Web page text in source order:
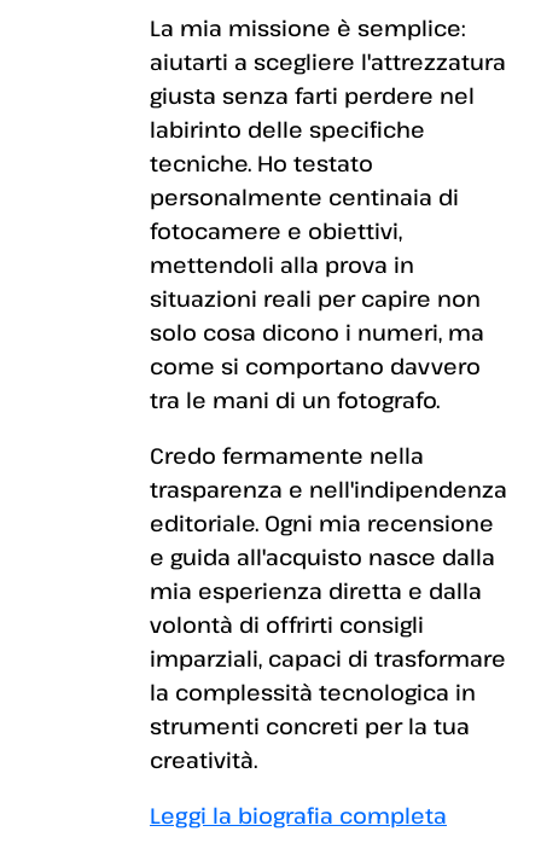
La mia missione è semplice:
aiutarti a scegliere l'attrezzatura
giusta senza farti perdere nel
labirinto delle specifiche
tecniche. Ho testato
personalmente centinaia di
fotocamere e obiettivi,
mettendoli alla prova in
situazioni reali per capire non
solo cosa dicono i numeri, ma
come si comportano davvero
tra le mani di un fotografo.
Credo fermamente nella
trasparenza e nell'indipendenza
editoriale. Ogni mia recensione
e guida all'acquisto nasce dalla
mia esperienza diretta e dalla
volontà di offrirti consigli
imparziali, capaci di trasformare
la complessità tecnologica in
strumenti concreti per la tua
creatività.
Leggi la biografia completa